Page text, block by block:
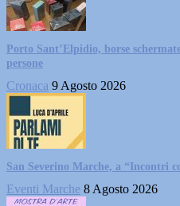
Porto Sant’Elpidio, borse
persone
Cronaca 9 Agosto 2026
San Severino Marche, a “Incontri
Eventi Marche 8 Agosto 2026